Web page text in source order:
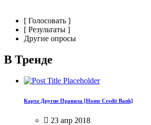
[ Голосовать ]
[ Результаты ]
Другие опросы
В Тренде
Карта Другие Правила [Home Credit Bank]
23 апр 2018